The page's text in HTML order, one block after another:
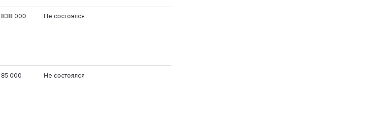
838 000 Не состоялся
85 000 Не состоялся